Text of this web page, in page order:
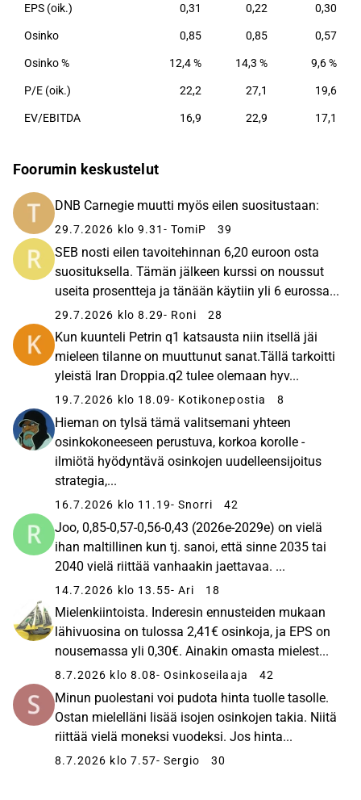
EPS (oik.) 0,31 0,22 0,30
Osinko 0,85 0,85 0,57
Osinko % 12,4 % 14,3 % 9,6 %
P/E (oik.) 22,2 27,1 19,6
EV/EBITDA 16,9 22,9 17,1
Foorumin keskustelut
DNB Carnegie muutti myös eilen suositustaan:
29.7.2026 klo 9.31 - TomiP 39
SEB nosti eilen tavoitehinnan 6,20 euroon osta
suosituksella. Tämän jälkeen kurssi on noussut
useita prosentteja ja tänään käytiin yli 6 eurossa...
29.7.2026 klo 8.29- Roni 28
Kun kuunteli Petrin q1 katsausta niin itsellä jäi
mieleen tilanne on muuttunut sanat.Tällä tarkoitti
yleistä Iran Droppia.q2 tulee olemaan hyv...
19.7.2026 klo 18.09- Kotikonepostia 8
Hieman on tylsä tämä valitsemani yhteen
osinkokoneeseen perustuva, korkoa korolle -
ilmiötä hyödyntävä osinkojen uudelleensijoitus
strategia,...
16.7.2026 klo 11.19- Snorri 42
Joo, 0,85-0,57-0,56-0,43 (2026e-2029e) on vielä
ihan maltillinen kun tj. sanoi, että sinne 2035 tai
2040 vielä riittää vanhaakin jaettavaa. ...
14.7.2026 klo 13.55- Ari 18
Mielenkiintoista. Inderesin ennusteiden mukaan
lähivuosina on tulossa 2,41€ osinkoja, ja EPS on
nousemassa yli 0,30€. Ainakin omasta mielest...
8.7.2026 klo 8.08- Osinkoseilaaja 42
Minun puolestani voi pudota hinta tuolle tasolle.
Ostan mielelläni lisää isojen osinkojen takia. Niitä
riittää vielä moneksi vuodeksi. Jos hinta...
8.7.2026 klo 7.57- Sergio 30